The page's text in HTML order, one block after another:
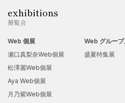
exhibitions
展覧会
Web 個展
瀬口真梨奈Web個展
松澤麗Web個展
Aya Web個展
月乃紫Web個展
Web グルー
盛夏特集展